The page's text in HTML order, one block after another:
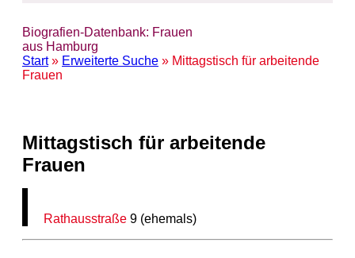
Biografien-Datenbank: Frauen
aus Hamburg
Start» Erweiterte Suche » Mittagstisch für arbeitende
Frauen
Mittagstisch für arbeitende
Frauen
Rathausstraße 9 (ehemals)